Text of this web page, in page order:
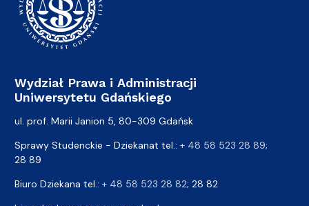
Wydział Prawa i Administracji
Uniwersytetu Gdańskiego
ul. prof. Marii Janion 5, 80-309 Gdańsk
Sprawy Studenckie - Dziekanat tel.: + 48 58 523 28 89;
28 89
Biuro Dziekana tel.: + 48 58 523 28 82; 28 82